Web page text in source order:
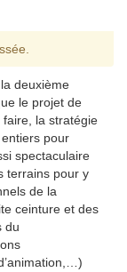
deuxième
le projet de
la stratégie
pour
spectaculaire
terrains pour y
de la
ceinture et des
du